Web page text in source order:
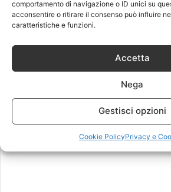
comportamento di navigazione o ID unici su
acconsentire o ritirare il consenso può influire
caratteristiche e funzioni.
Accetta
Nega
Gestisci opzioni
Cookie PolicyPrivacy e